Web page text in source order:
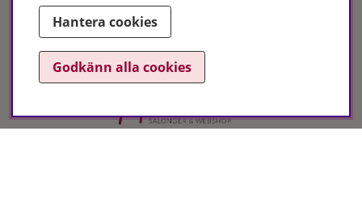
Hantera cookies
Godkänn alla cookies